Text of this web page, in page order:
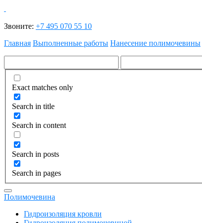
Звоните: +7 495 070 55 10
Главная Выполненные работы Нанесение полимочевины
Exact matches only
Search in title
Search in content
Search in posts
Search in pages
Полимочевина
Гидроизоляция кровли